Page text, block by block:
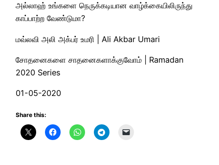
அல்லாஹ் உங்களை நெருக்கடியான வாழ்க்கையிலிருந்து
காப்பாற்ற வேண்டுமா?
மவ்லவி அலி அக்பர் உமரி | Ali Akbar Umari
சோதனைகளை சாதனைகளாக்குவோம் | Ramadan
2020 Series
01-05-2020
Share this: